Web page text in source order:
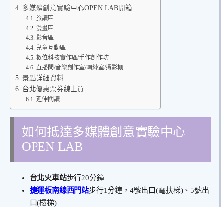
多媒體創意實驗中心OPEN LAB開箱
旅讀區
漫畫區
影音區
兒童互動區
數位科技實作區/手作創作坊
直播間/音樂創作室/團練室/攝影棚
景點詳細資料
台北優惠票券線上買
延伸閱讀
如何抵達多媒體創意實驗中心
OPEN LAB
台北火車站步行20分鐘
捷運板南線西門站步行1分鐘，4號出口(電扶梯)、5號出
口(樓梯)